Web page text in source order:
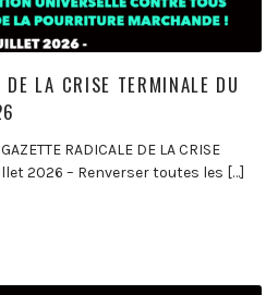
DE LA CRISE TERMINALE DU
RADICALE DE LA CRISE
2026 – Renverser toutes les […]